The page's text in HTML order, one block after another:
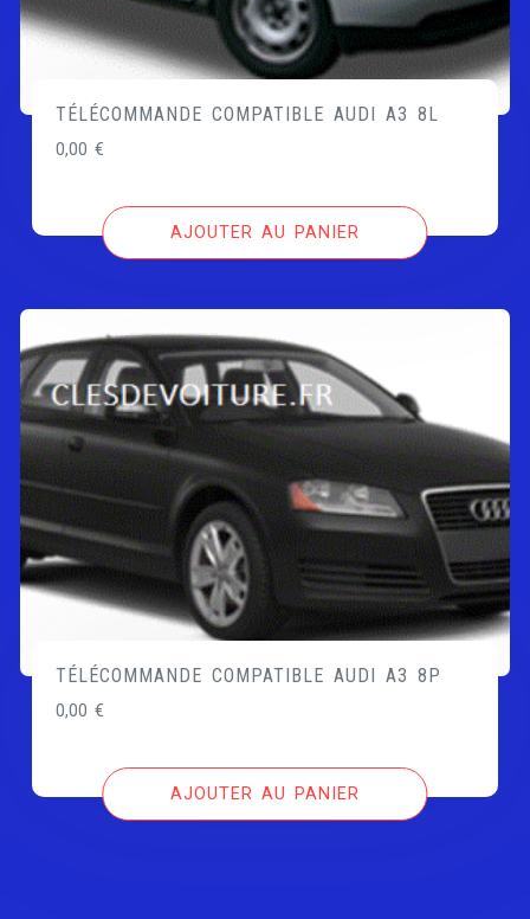
TÉLÉCOMMANDE COMPATIBLE AUDI A3 8L
0,00€
AJOUTER AU PANIER
TÉLÉCOMMANDE COMPATIBLE AUDI A3 8P
0,00€
AJOUTER AU PANIER